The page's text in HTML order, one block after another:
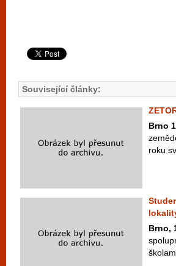
Související články:
Brno
roku
Brno,